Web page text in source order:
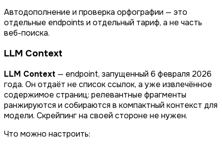
Автодополнение и проверка орфографии — это
отдельные endpoints и отдельный тариф, а не часть
веб-поиска.
LLM Context
LLM Context — endpoint, запущенный 6 февраля 2026
года. Он отдаёт не список ссылок, а уже извлечённое
содержимое страниц: релевантные фрагменты
ранжируются и собираются в компактный контекст для
модели. Скрейпинг на своей стороне не нужен.
Что можно настроить: